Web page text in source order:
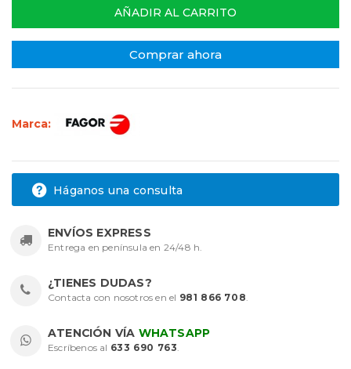
AÑADIR AL CARRITO
Comprar ahora
Marca:
Háganos una consulta
ENVÍOS EXPRESS
Entrega en península en 24/48 h.
¿TIENES DUDAS?
Contacta con nosotros en el 981 866 708.
ATENCIÓN VÍA WHATSAPP
Escríbenos al 633 690 763.